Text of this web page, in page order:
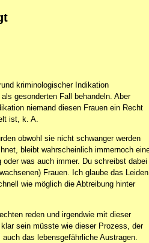
kriminologischer Indikation
gesonderten Fall behandeln. Aber
niemand diesen Frauen ein Recht
ist, k. A.
obwohl sie nicht schwanger werden
bleibt wahrscheinlich immernoch
was auch immer. Du schreibst dabei
Frauen. Ich glaube das Leiden
wie möglich die Abtreibung hinter
reden und irgendwie mit dieser
sein müsste wie dieser Prozess, der
das lebensgefährliche Austragen.